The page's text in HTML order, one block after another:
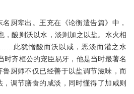
厨辈出。王充在《论衡遣告篇》中，
，酸则沃以水，淡则加之以盐。水火相
此犹憎酸而沃以咸，恶淡而灌之水
时齐桓公的宠臣易牙，他是当时最著名
鲁厨师不仅已经善于以盐调节滋味，而
，调节膳食的咸淡，同时懂得了加咸则